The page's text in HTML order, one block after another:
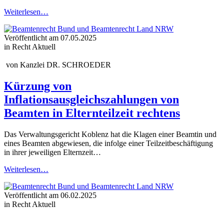
Weiterlesen…
Veröffentlicht am 07.05.2025
in Recht Aktuell
von Kanzlei DR. SCHROEDER
Kürzung von
Inflationsausgleichszahlungen von
Beamten in Elternteilzeit rechtens
Das Verwaltungsgericht Koblenz hat die Klagen einer Beamtin und
eines Beamten abgewiesen, die infolge einer Teilzeitbeschäftigung
in ihrer jeweiligen Elternzeit…
Weiterlesen…
Veröffentlicht am 06.02.2025
in Recht Aktuell